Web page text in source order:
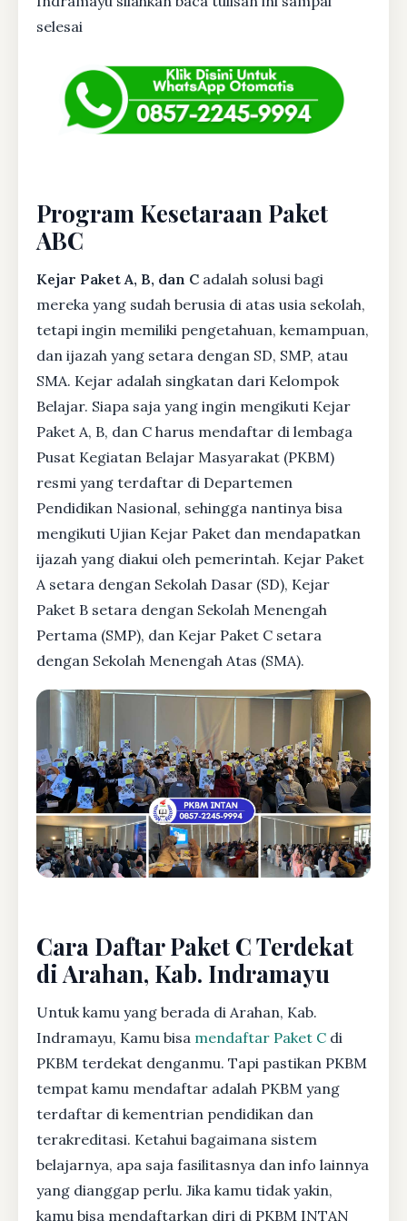
selesai
Program Kesetaraan Paket
ABC
Kejar Paket A, B, dan C adalah solusi bagi
mereka yang sudah berusia di atas usia sekolah,
tetapi ingin memiliki pengetahuan, kemampuan,
dan ijazah yang setara dengan SD, SMP, atau
SMA. Kejar adalah singkatan dari Kelompok
Belajar. Siapa saja yang ingin mengikuti Kejar
Paket A, B, dan C harus mendaftar di lembaga
Pusat Kegiatan Belajar Masyarakat (PKBM)
resmi yang terdaftar di Departemen
Pendidikan Nasional, sehingga nantinya bisa
mengikuti Ujian Kejar Paket dan mendapatkan
ijazah yang diakui oleh pemerintah. Kejar Paket
A setara dengan Sekolah Dasar (SD), Kejar
Paket B setara dengan Sekolah Menengah
Pertama (SMP), dan Kejar Paket C setara
dengan Sekolah Menengah Atas (SMA).
Cara Daftar Paket C Terdekat
di Arahan, Kab. Indramayu
Untuk kamu yang berada di Arahan, Kab.
Indramayu, Kamu bisa mendaftar Paket C di
PKBM terdekat denganmu. Tapi pastikan PKBM
tempat kamu mendaftar adalah PKBM yang
terdaftar di kementrian pendidikan dan
terakreditasi. Ketahui bagaimana sistem
belajarnya, apa saja fasilitasnya dan info lainnya
yang dianggap perlu. Jika kamu tidak yakin,
kamu bisa mendaftarkan diri di PKBM INTAN